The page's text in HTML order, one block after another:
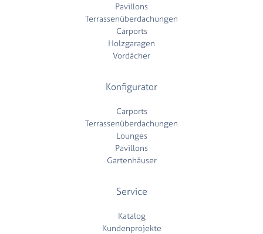
Pavillons
Terrassenüberdachungen
Carports
Holzgaragen
Vordächer
Konfigurator
Carports
Terrassenüberdachungen
Lounges
Pavillons
Gartenhäuser
Service
Katalog
Kundenprojekte